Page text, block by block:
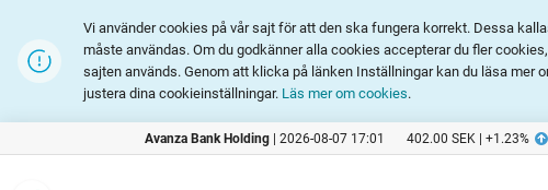
Vi använder cookies på vår sajt för att den ska fungera korrekt. Dessa
måste användas. Om du godkänner alla cookies accepterar du fler
sajten används. Genom att klicka på länken Inställningar kan du läsa mer
justera dina cookieinställningar. Läs mer om cookies.
Avanza Bank Holding | 2026-08-07 17:01 402.00 SEK | +1.23%